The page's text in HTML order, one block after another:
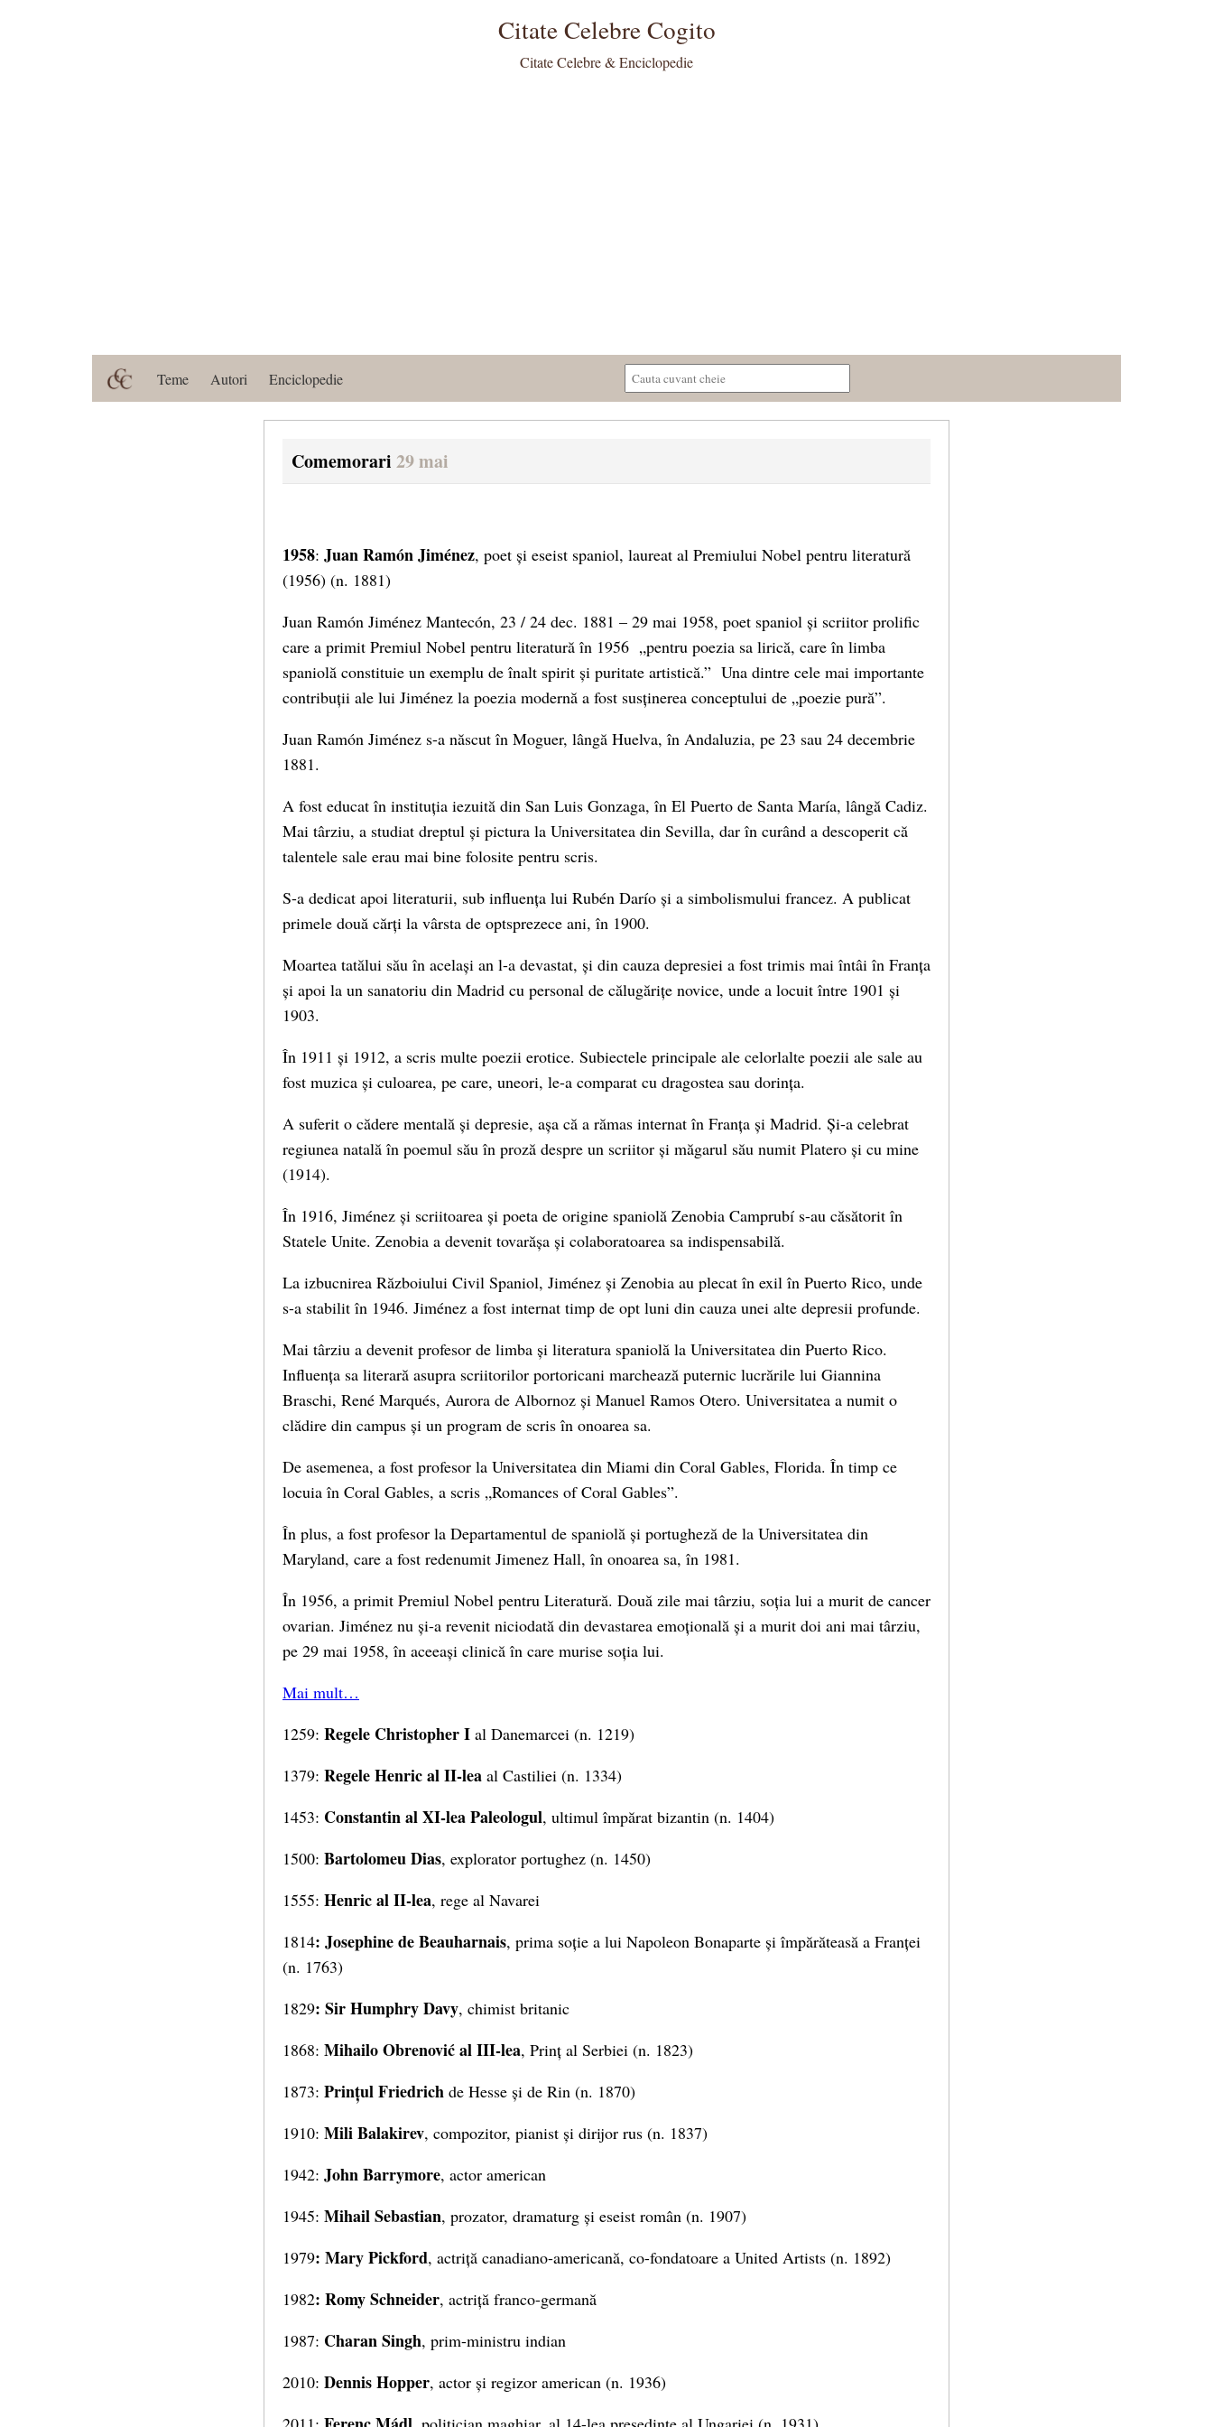
Citate Celebre Cogito
Citate Celebre & Enciclopedie
Teme Autori Enciclopedie
Comemorari 29 mai
1958: Juan Ramón Jiménez, poet și eseist spaniol, laureat al Premiului Nobel pentru literatură
(1956) (n. 1881)
Juan Ramón Jiménez Mantecón, 23 / 24 dec. 1881 – 29 mai 1958, poet spaniol și scriitor prolific
care a primit Premiul Nobel pentru literatură în 1956 „pentru poezia sa lirică, care în limba
spaniolă constituie un exemplu de înalt spirit și puritate artistică.” Una dintre cele mai importante
contribuții ale lui Jiménez la poezia modernă a fost susținerea conceptului de „poezie pură”.
Juan Ramón Jiménez s-a născut în Moguer, lângă Huelva, în Andaluzia, pe 23 sau 24 decembrie
1881.
A fost educat în instituția iezuită din San Luis Gonzaga, în El Puerto de Santa María, lângă Cadiz.
Mai târziu, a studiat dreptul și pictura la Universitatea din Sevilla, dar în curând a descoperit că
talentele sale erau mai bine folosite pentru scris.
S-a dedicat apoi literaturii, sub influența lui Rubén Darío și a simbolismului francez. A publicat
primele două cărți la vârsta de optsprezece ani, în 1900.
Moartea tatălui său în același an l-a devastat, și din cauza depresiei a fost trimis mai întâi în Franța
și apoi la un sanatoriu din Madrid cu personal de călugărițe novice, unde a locuit între 1901 și
1903.
În 1911 și 1912, a scris multe poezii erotice. Subiectele principale ale celorlalte poezii ale sale au
fost muzica și culoarea, pe care, uneori, le-a comparat cu dragostea sau dorința.
A suferit o cădere mentală și depresie, așa că a rămas internat în Franța și Madrid. Și-a celebrat
regiunea natală în poemul său în proză despre un scriitor și măgarul său numit Platero și cu mine
(1914).
În 1916, Jiménez și scriitoarea și poeta de origine spaniolă Zenobia Camprubí s-au căsătorit în
Statele Unite. Zenobia a devenit tovarășa și colaboratoarea sa indispensabilă.
La izbucnirea Războiului Civil Spaniol, Jiménez și Zenobia au plecat în exil în Puerto Rico, unde
s-a stabilit în 1946. Jiménez a fost internat timp de opt luni din cauza unei alte depresii profunde.
Mai târziu a devenit profesor de limba și literatura spaniolă la Universitatea din Puerto Rico.
Influența sa literară asupra scriitorilor portoricani marchează puternic lucrările lui Giannina
Braschi, René Marqués, Aurora de Albornoz și Manuel Ramos Otero. Universitatea a numit o
clădire din campus și un program de scris în onoarea sa.
De asemenea, a fost profesor la Universitatea din Miami din Coral Gables, Florida. În timp ce
locuia în Coral Gables, a scris „Romances of Coral Gables”.
În plus, a fost profesor la Departamentul de spaniolă și portugheză de la Universitatea din
Maryland, care a fost redenumit Jimenez Hall, în onoarea sa, în 1981.
În 1956, a primit Premiul Nobel pentru Literatură. Două zile mai târziu, soția lui a murit de cancer
ovarian. Jiménez nu și-a revenit niciodată din devastarea emoțională și a murit doi ani mai târziu,
pe 29 mai 1958, în aceeași clinică în care murise soția lui.
Mai mult…
1259: Regele Christopher I al Danemarcei (n. 1219)
1379: Regele Henric al II-lea al Castiliei (n. 1334)
1453: Constantin al XI-lea Paleologul, ultimul împărat bizantin (n. 1404)
1500: Bartolomeu Dias, explorator portughez (n. 1450)
1555: Henric al II-lea, rege al Navarei
1814: Josephine de Beauharnais, prima soție a lui Napoleon Bonaparte și împărăteasă a Franței
(n. 1763)
1829: Sir Humphry Davy, chimist britanic
1868: Mihailo Obrenović al III-lea, Prinț al Serbiei (n. 1823)
1873: Prințul Friedrich de Hesse și de Rin (n. 1870)
1910: Mili Balakirev, compozitor, pianist și dirijor rus (n. 1837)
1942: John Barrymore, actor american
1945: Mihail Sebastian, prozator, dramaturg și eseist român (n. 1907)
1979: Mary Pickford, actriță canadiano-americană, co-fondatoare a United Artists (n. 1892)
1982: Romy Schneider, actriță franco-germană
1987: Charan Singh, prim-ministru indian
2010: Dennis Hopper, actor și regizor american (n. 1936)